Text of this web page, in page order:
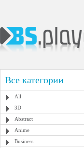
Все категории
All
3D
Abstract
Anime
Business